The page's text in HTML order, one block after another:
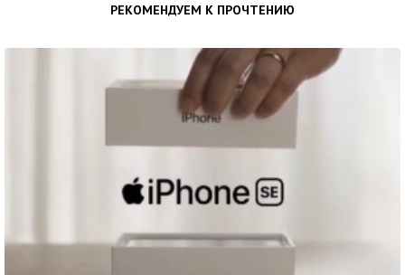
РЕКОМЕНДУЕМ К ПРОЧТЕНИЮ